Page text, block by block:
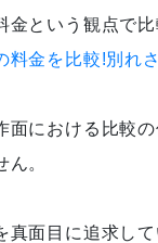
金という観点で
料金を比較!別れ
における比較
。
真面目に追求し